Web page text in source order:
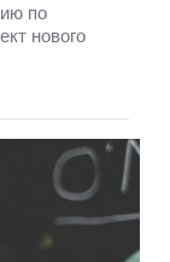
по
нового